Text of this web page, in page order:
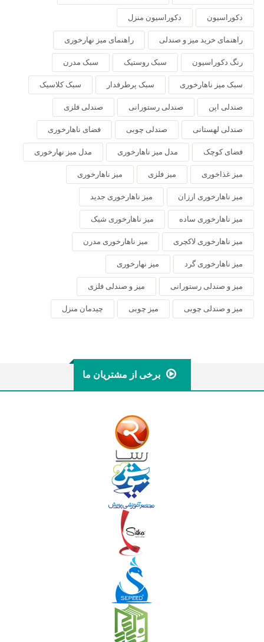
دکوراسیون دکوراسیون منزل
راهنمای خرید میز و صندلی راهنمای میز نهارخوری
رنگ دکوراسیون سبک روستیک سبک مدرن
سبک میز ناهارخوری سبک پرطرفدار سبک کلاسیک
صندلی اپن صندلی رستورانی صندلی فلزی
صندلی لهستانی صندلی چوبی فضای ناهارخوری
فضای کوچک مدل میز ناهارخوری مدل میز نهارخوری
میز غذاخوری میز فلزی میز ناهارخوری
میز ناهارخوری ارزان میز ناهارخوری جدید
میز ناهارخوری ساده میز ناهارخوری شیک
میز ناهارخوری لاکچری میز ناهارخوری مدرن
میز ناهارخوری گرد میز نهارخوری
میز و صندلی رستورانی میز و صندلی فلزی
میز و صندلی چوبی میز چوبی چیدمان منزل
برخی از مشتریان ما